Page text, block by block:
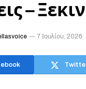
–
7 Ιουλίου, 2026